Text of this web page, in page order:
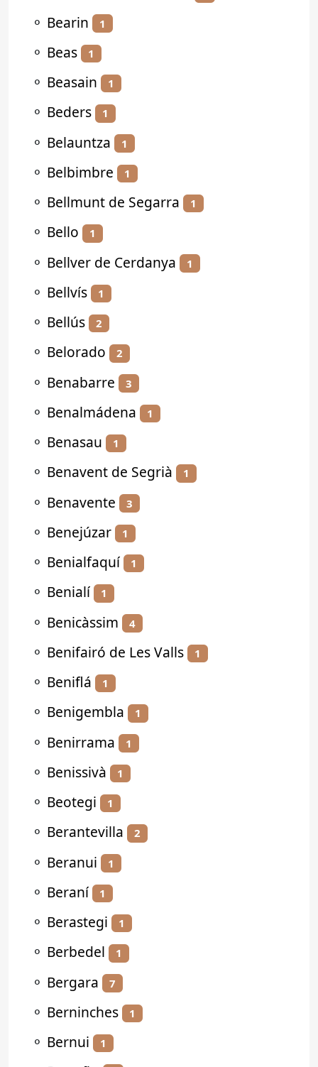
⚬ Bearin 1
⚬ Beas 1
⚬ Beasain 1
⚬ Beders 1
⚬ Belauntza 1
⚬ Belbimbre 1
⚬ Bellmunt de Segarra 1
⚬ Bello 1
⚬ Bellver de Cerdanya 1
⚬ Bellvís 1
⚬ Bellús 2
⚬ Belorado 2
⚬ Benabarre 3
⚬ Benalmádena 1
⚬ Benasau 1
⚬ Benavent de Segrià 1
⚬ Benavente 3
⚬ Benejúzar 1
⚬ Benialfaquí 1
⚬ Benialí 1
⚬ Benicàssim 4
⚬ Benifairó de Les Valls 1
⚬ Beniflá 1
⚬ Benigembla 1
⚬ Benirrama 1
⚬ Benissivà 1
⚬ Beotegi 1
⚬ Berantevilla 2
⚬ Beranui 1
⚬ Beraní 1
⚬ Berastegi 1
⚬ Berbedel 1
⚬ Bergara 7
⚬ Berninches 1
⚬ Bernui 1